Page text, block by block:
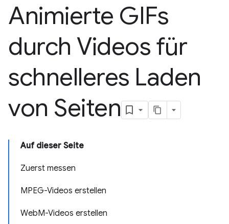
Animierte GIFs
durch Videos für
schnelleres Laden
von Seiten
Auf dieser Seite
Zuerst messen
MPEG-Videos erstellen
WebM-Videos erstellen